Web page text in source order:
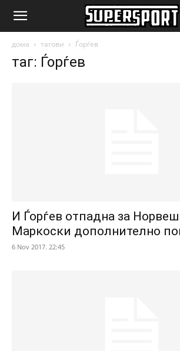
SuperSport.mk
дома тагови Ѓорѓев
таг: Ѓорѓев
И Ѓорѓев отпадна за
Маркоски дополнително
6 Nov 2017. 22:45